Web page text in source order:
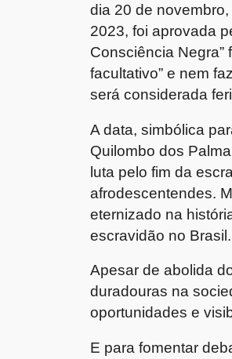
dia 20 de
2023, foi aprovada
Consciência Negra”
facultativo” e nem
será considerada
A data, simbólica
Quilombo dos
luta pelo fim da
afrodescentendes.
eternizado na
escravidão no Brasil.
Apesar de abolida
duradouras na
oportunidades e
E para fomentar